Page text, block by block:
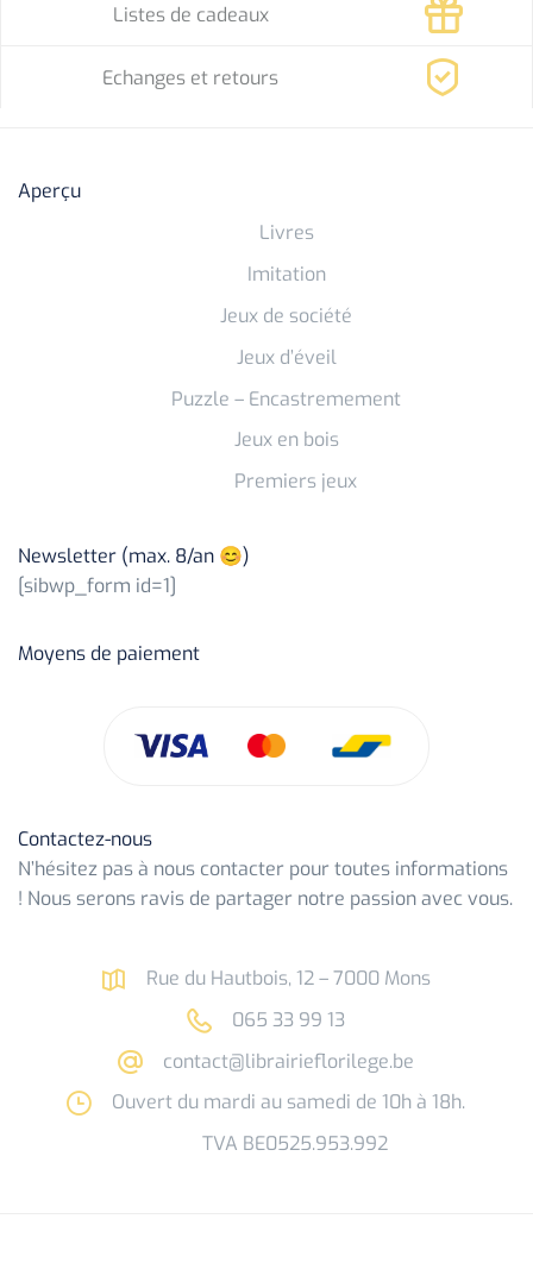
Listes de cadeaux
Echanges et retours
Aperçu
Livres
Imitation
Jeux de société
Jeux d’éveil
Puzzle – Encastremement
Jeux en bois
Premiers jeux
Newsletter (max. 8/an 😊)
[sibwp_form id=1]
Moyens de paiement
Contactez-nous
N’hésitez pas à nous contacter pour toutes informations
! Nous serons ravis de partager notre passion avec vous.
Rue du Hautbois, 12 – 7000 Mons
065 33 99 13
contact@librairieflorilege.be
Ouvert du mardi au samedi de 10h à 18h.
TVA BE0525.953.992